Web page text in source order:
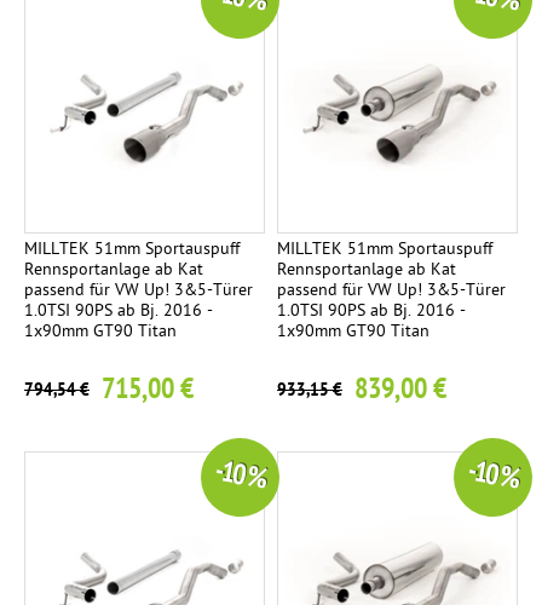
MILLTEK 51mm Sportauspuff
Rennsportanlage ab Kat
passend für VW Up! 3&5-Türer
1.0TSI 90PS ab Bj. 2016 -
1x90mm GT90 Titan
794,54 € 715,00 €
MILLTEK 51mm Sportauspuff
Rennsportanlage ab Kat
passend für VW Up! 3&5-Türer
1.0TSI 90PS ab Bj. 2016 -
1x90mm GT90 Titan
933,15 € 839,00 €
-10 % -10 %